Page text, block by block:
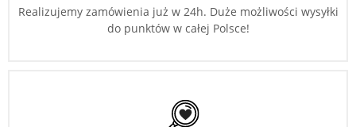
Realizujemy zamówienia już w 24h. Duże możliwości wysyłki
do punktów w całej Polsce!